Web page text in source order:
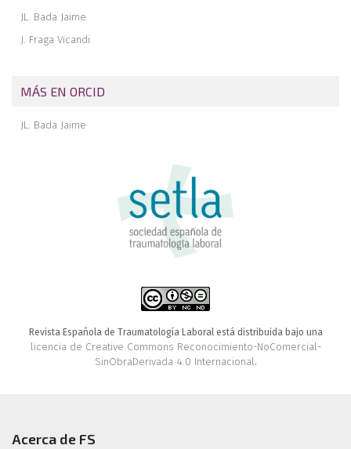
JL. Bada Jaime
J. Fraga Vicandi
MÁS EN ORCID
JL. Bada Jaime
Revista Española de Traumatología Laboral está distribuida bajo una
licencia de Creative Commons Reconocimiento-NoComercial-
SinObraDerivada 4.0 Internacional.
Acerca de FS